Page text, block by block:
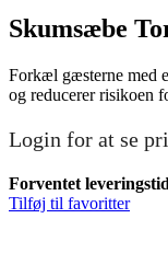
Skumsæbe
Forkæl gæsterne med
og reducerer risikoen
Login for at se
Forventet
Tilføj til favoritter